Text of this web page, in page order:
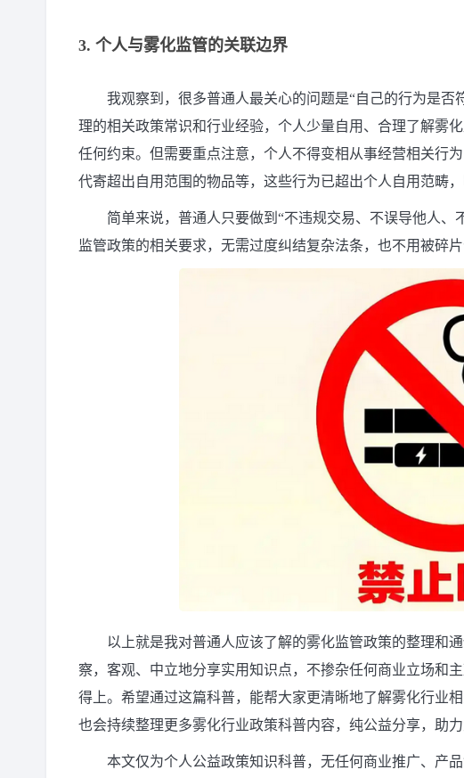
3. 个人与雾化监管的关联边界
我观察到，很多普通人最关心的问题是“自己的行为是
理的相关政策常识和行业经验，个人少量自用、合理了解雾
任何约束。但需要重点注意，个人不得变相从事经营相关行
代寄超出自用范围的物品等，这些行为已超出个人自用范畴，
简单来说，普通人只要做到“不违规交易、不误导他人
监管政策的相关要求，无需过度纠结复杂法条，也不用被碎片
以上就是我对普通人应该了解的雾化监管政策的整理和
察，客观、中立地分享实用知识点，不掺杂任何商业立场和
得上。希望通过这篇科普，能帮大家更清晰地了解雾化行业
也会持续整理更多雾化行业政策科普内容，纯公益分享，助
本文仅为个人公益政策知识科普，无任何商业推广、产